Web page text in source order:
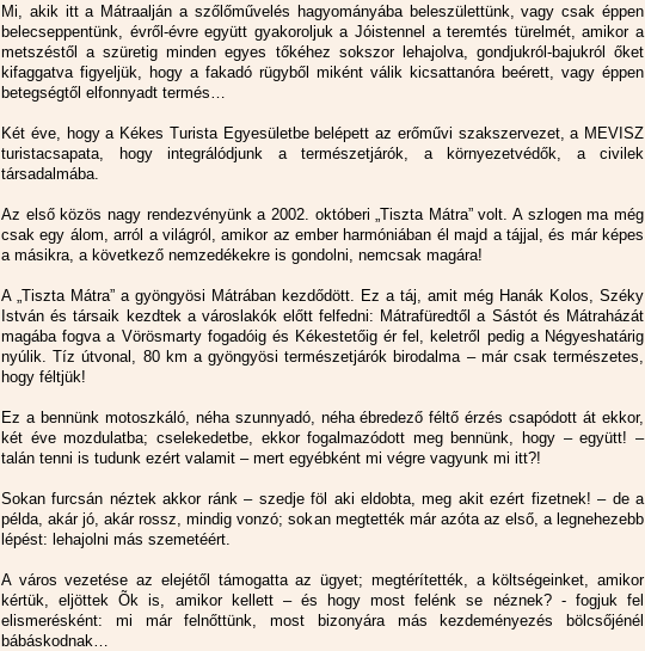
Mi, akik itt a Mátraalján a szőlőművelés hagyományába beleszülettünk, vagy csak éppen
belecseppentünk, évről-évre együtt gyakoroljuk a Jóistennel a teremtés türelmét, amikor a
metszéstől a szüretig minden egyes tőkéhez sokszor lehajolva, gondjukról-bajukról őket
kifaggatva figyeljük, hogy a fakadó rügyből miként válik kicsattanóra beérett, vagy éppen
betegségtől elfonnyadt termés…
Két éve, hogy a Kékes Turista Egyesületbe belépett az erőművi szakszervezet, a MEVISZ
turistacsapata, hogy integrálódjunk a természetjárók, a környezetvédők, a civilek
társadalmába.
Az első közös nagy rendezvényünk a 2002. októberi „Tiszta Mátra” volt. A szlogen ma még
csak egy álom, arról a világról, amikor az ember harmóniában él majd a tájjal, és már képes
a másikra, a következő nemzedékekre is gondolni, nemcsak magára!
A „Tiszta Mátra” a gyöngyösi Mátrában kezdődött. Ez a táj, amit még Hanák Kolos, Széky
István és társaik kezdtek a városlakók előtt felfedni: Mátrafüredtől a Sástót és Mátraházát
magába fogva a Vörösmarty fogadóig és Kékestetőig ér fel, keletről pedig a Négyeshatárig
nyúlik. Tíz útvonal, 80 km a gyöngyösi természetjárók birodalma – már csak természetes,
hogy féltjük!
Ez a bennünk motoszkáló, néha szunnyadó, néha ébredező féltő érzés csapódott át ekkor,
két éve mozdulatba; cselekedetbe, ekkor fogalmazódott meg bennünk, hogy – együtt! –
talán tenni is tudunk ezért valamit – mert egyébként mi végre vagyunk mi itt?!
Sokan furcsán néztek akkor ránk – szedje föl aki eldobta, meg akit ezért fizetnek! – de a
példa, akár jó, akár rossz, mindig vonzó; sokan megtették már azóta az első, a legnehezebb
lépést: lehajolni más szemetéért.
A város vezetése az elejétől támogatta az ügyet; megtérítették, a költségeinket, amikor
kértük, eljöttek Õk is, amikor kellett – és hogy most felénk se néznek? - fogjuk fel
elismerésként: mi már felnőttünk, most bizonyára más kezdeményezés bölcsőjénél
bábáskodnak…